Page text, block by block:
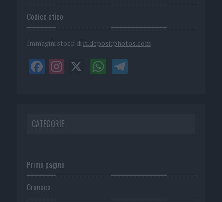
Codice etico
Immagini stock di it.depositphotos.com
CATEGORIE
Prima pagina
Cronaca